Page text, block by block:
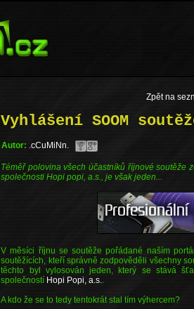
Zpět na
Vyhlášení SOOM
Autor: .cCuMiNn.
Téměř polovina všech účastníků říjnové soutěže
společnosti Hopi popi, a.s., je však jeden...
V měsíci říjnu se soutěže pořádané naším
soutěžících, kteří správně zodpověděli všechny
těchto byl vylosován jeden, který se stává
společností Hopi Popi, a.s..
A kdo že se to tedy tentokrát stal tím výhercem?